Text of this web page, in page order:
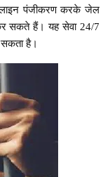
पंजीकरण करके जेल
सकते हैं। यह सेवा 24/7
है।